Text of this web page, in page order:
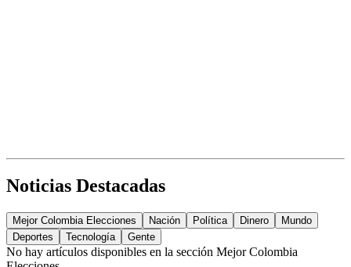
Noticias Destacadas
Mejor Colombia Elecciones Nación Política Dinero
Mundo
Deportes
Tecnología Gente
No hay artículos disponibles en la sección Mejor Colombia